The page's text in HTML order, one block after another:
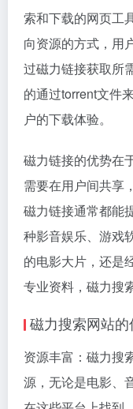
索和下载的网页工具
向资源的方式，用
过磁力链接获取所
的通过torrent文件
户的下载体验。
磁力链接的优势在
需要在用户间共享
磁力链接通常都能
种影音娱乐、游戏
的电影大片，还是
专业资料，磁力搜
磁力搜索网站的
资源丰富：磁力搜
源，无论是电影、